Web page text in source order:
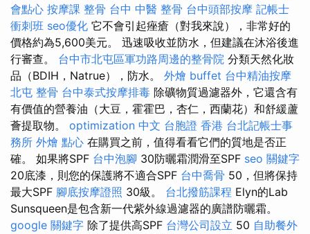
會點心 按摩課 整骨 台中 中醫 整骨 台中頭部按摩 記帳士
衝刺班 seo優化 它不會引起痤瘡（對我來說），非常好的
價格約為5,600美元。 迅速吸收並防水，但建議在沐浴後進
行審查。 台中市北屯區軍功路周邊的整骨院 分類天然化妝
品（BDIH，Natrue），防水。 外燴 buffet 台中精油按摩
北屯 整骨 台中泰式按摩排毒 除礦物質過濾器外，它還含有
有價值的營養油（大豆，霍霍巴，杏仁，西蘭花）和舒緩蘆
薈提取物。 optimization 中文 台胞證 香港 台北記帳士事
務所 外燴 點心 在購買之前，值得看看它們的質地是否正
確。 如果將SPF 台中泡腳 30防曬霜潤滑至SPF seo 關鍵字
20底漆，則您的保護將不適合SPF 台中喬骨 50，但將保持
最大SPF 腳底按摩證照 30級。 台北撥筋課程 Elyn的Lab
Sunsqueen是包含新一代紫外線過濾器的廣譜防曬霜。
google 關鍵字 除了提供高SPF 台灣公司設立 50 自助餐外